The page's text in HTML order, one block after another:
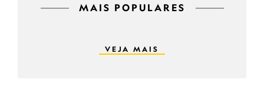
MAIS POPULARES
VEJA MAIS